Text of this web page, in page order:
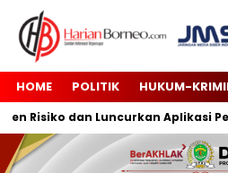
HOME POLITIK HUKUM-
Risiko dan Luncurkan Aplikasi